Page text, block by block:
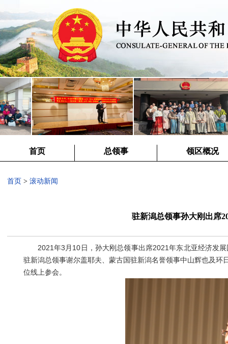
首页 总领事 领区概况
首页 > 滚动新闻
驻新潟总领事孙大刚出席
2021年3月10日，孙大刚总领事出席2021年东北亚经济发展
驻新潟总领事谢尔盖耶夫、蒙古国驻新潟名誉领事中山辉也及
位线上参会。